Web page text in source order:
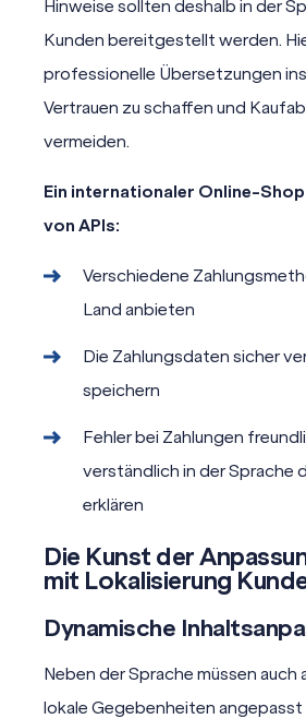
Hinweise sollten deshalb in der
Kunden bereitgestellt werden.
professionelle Übersetzungen ins
Vertrauen zu schaffen und
vermeiden.
Ein internationaler Online-
von APIs:
Verschiedene
Land anbieten
Die Zahlungsdaten sicher
speichern
Fehler bei Zahlungen
verständlich in der Sprache
erklären
Die Kunst der
mit Lokalisierung
Dynamische
Neben der Sprache müssen auch
lokale Gegebenheiten angepasst